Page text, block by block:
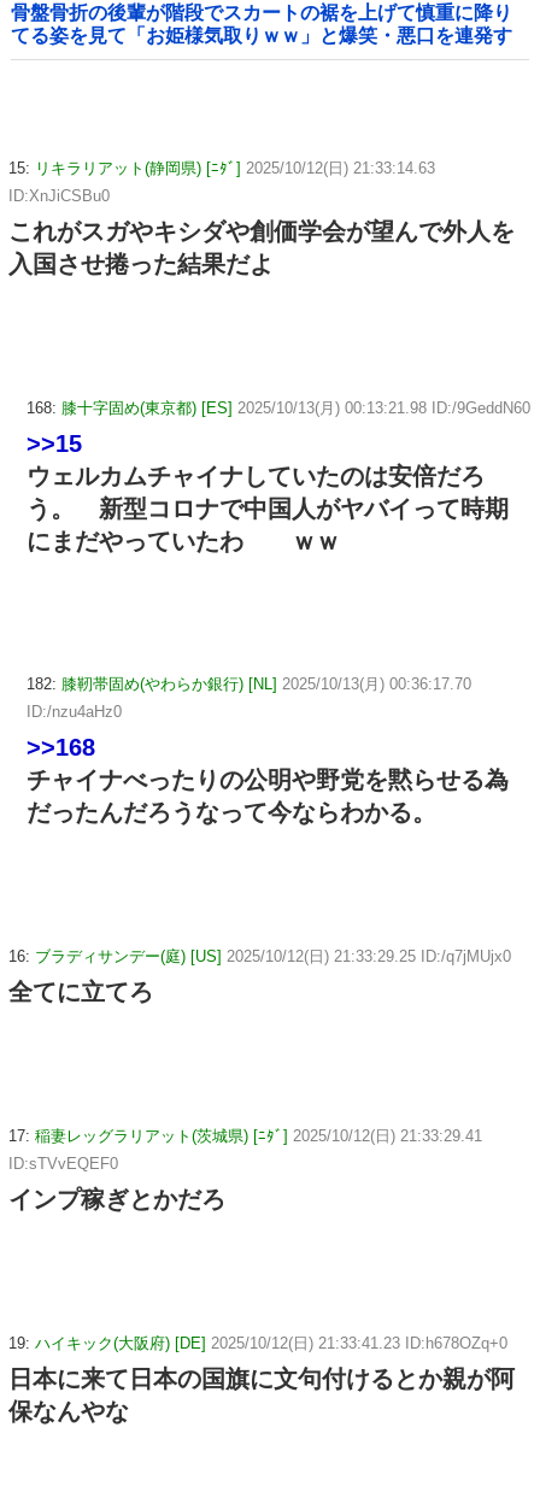
骨盤骨折の後輩が階段でスカートの裾を上げて慎重に降り
てる姿を見て「お姫様気取りｗｗ」と爆笑・悪口を連発す
る社内彼女！事故背景を知りながらマウントと嫉妬で嘲笑
15: リキラリアット(静岡県) [ﾆﾀﾞ] 2025/10/12(日) 21:33:14.63
ID:XnJiCSBu0
これがスガやキシダや創価学会が望んで外人を
入国させ捲った結果だよ
168: 膝十字固め(東京都) [ES] 2025/10/13(月) 00:13:21.98 ID:/9GeddN60
>>15
ウェルカムチャイナしていたのは安倍だろ
う。 新型コロナで中国人がヤバイって時期
にまだやっていたわ ｗｗ
182: 膝靭帯固め(やわらか銀行) [NL] 2025/10/13(月) 00:36:17.70
ID:/nzu4aHz0
>>168
チャイナべったりの公明や野党を黙らせる為
だったんだろうなって今ならわかる。
16: ブラディサンデー(庭) [US] 2025/10/12(日) 21:33:29.25 ID:/q7jMUjx0
全てに立てろ
17: 稲妻レッグラリアット(茨城県) [ﾆﾀﾞ] 2025/10/12(日) 21:33:29.41
ID:sTVvEQEF0
インプ稼ぎとかだろ
19: ハイキック(大阪府) [DE] 2025/10/12(日) 21:33:41.23 ID:h678OZq+0
日本に来て日本の国旗に文句付けるとか親が阿
保なんやな